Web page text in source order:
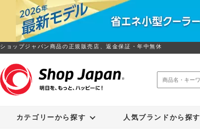
ショップジャパン商品の正規販売店、返金保証・年中無休
カテゴリーから探す 人気ブランドから探す